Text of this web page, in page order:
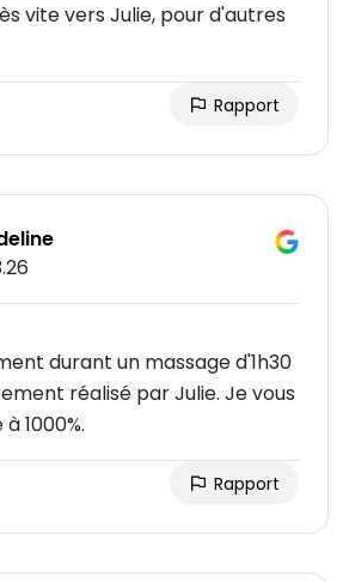
vite vers Julie, pour d'autres
Rapport
durant un massage d'1h30
réalisé par Julie. Je vous
1000%.
Rapport